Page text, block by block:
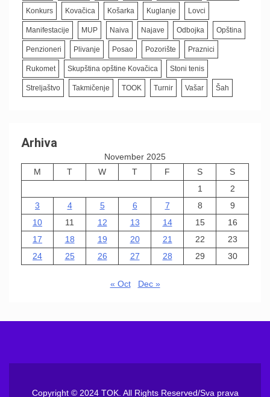
Konkurs Kovačica Košarka Kuglanje Lovci
Manifestacije MUP Naiva Najave Odbojka Opština
Penzioneri Plivanje Posao Pozorište Praznici
Rukomet Skupština opštine Kovačica Stoni tenis
Streljaštvo Takmičenje TOOK Turnir Vašar Šah
Arhiva
November 2025
M
T W T F S
S
1
2
3
4 5 6 7 8
9
10
11 12 13 14 15
16
17
18 19 20 21 22
23
24
25 26 27 28 29 30
« Oct Dec »
Copyright © 2024 TOK. All Rights Reserved/Sva prava